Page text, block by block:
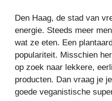
Den Haag, de stad van
energie. Steeds meer
wat ze eten. Een
populariteit. Misschien
op zoek naar lekkere,
producten. Dan vraag je
goede veganistische